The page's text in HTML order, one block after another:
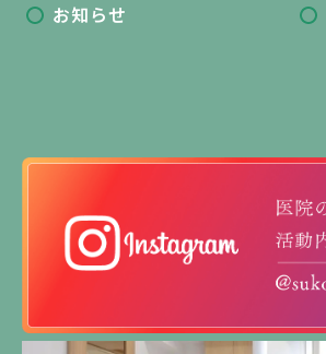
お知らせ